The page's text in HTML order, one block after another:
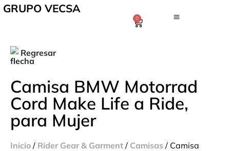
GRUPO VECSA
0
Regresar
Camisa BMW Motorrad
Cord Make Life a Ride,
para Mujer
Inicio / Rider Gear & Garment / Camisas / Camisa